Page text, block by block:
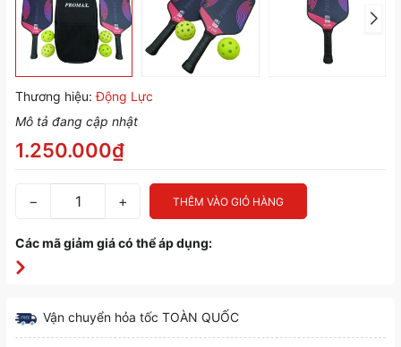
Thương hiệu: Động Lực
Mô tả đang cập nhật
1.250.000₫
− + THÊM VÀO GIỎ HÀNG
Các mã giảm giá có thể áp dụng:
Vận chuyển hỏa tốc TOÀN QUỐC